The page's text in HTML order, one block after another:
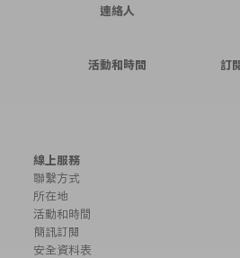
連絡人
活動和時間 訂
線上服務
聯繫方式
所在地
活動和時間
簡訊訂閱
安全資料表